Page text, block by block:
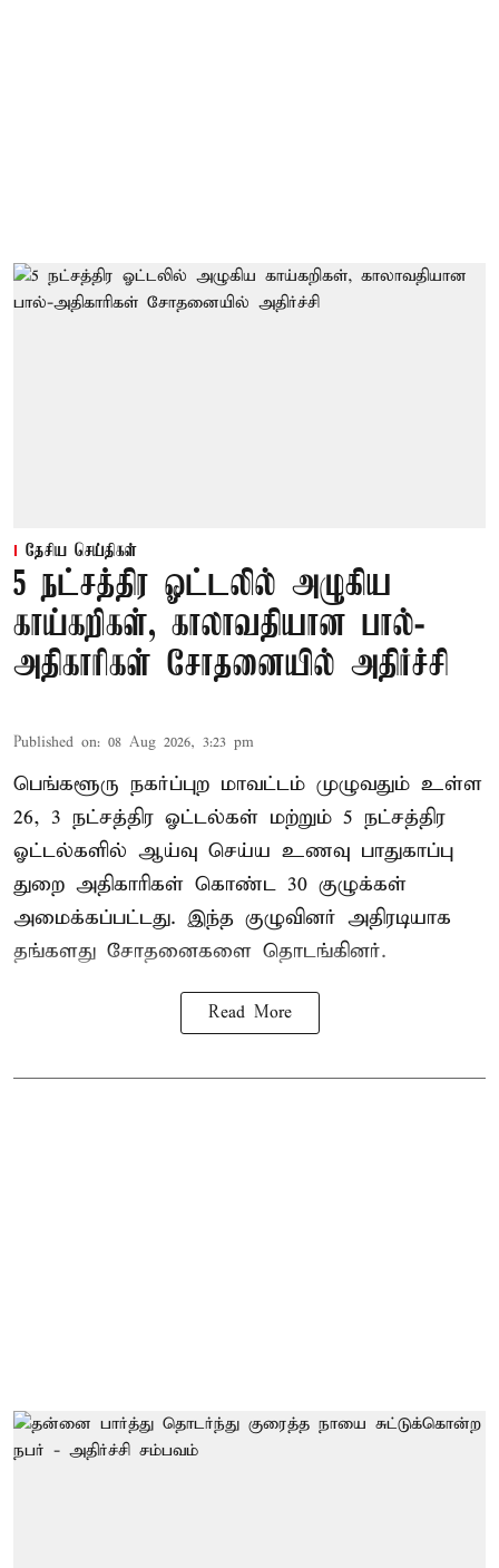
தேசிய செய்திகள்
5 நட்சத்திர ஓட்டலில் அழுகிய
காய்கறிகள், காலாவதியான பால்-
அதிகாரிகள் சோதனையில் அதிர்ச்சி
Published on: 08 Aug 2026, 3:23 pm
பெங்களூரு நகர்ப்புற மாவட்டம் முழுவதும் உள்ள
26, 3 நட்சத்திர ஓட்டல்கள் மற்றும் 5 நட்சத்திர
ஓட்டல்களில் ஆய்வு செய்ய உணவு பாதுகாப்பு
துறை அதிகாரிகள் கொண்ட 30 குழுக்கள்
அமைக்கப்பட்டது. இந்த குழுவினர் அதிரடியாக
தங்களது சோதனைகளை தொடங்கினர்.
Read More